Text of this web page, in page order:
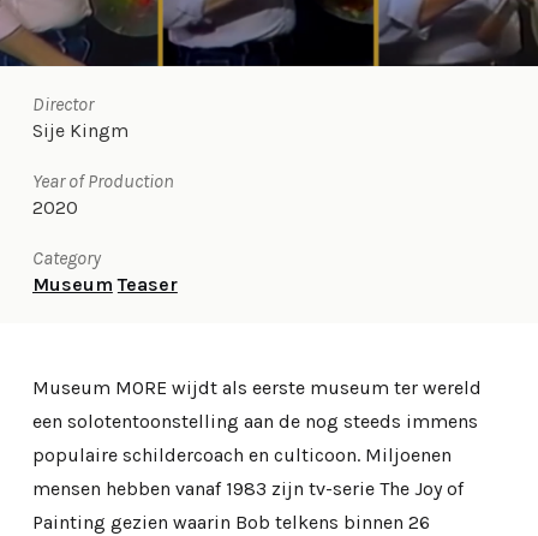
Director
Sije Kingm
Year of Production
2020
Category
Museum Teaser
Museum MORE wijdt als eerste museum ter wereld
een solotentoonstelling aan de nog steeds immens
populaire schildercoach en culticoon. Miljoenen
mensen hebben vanaf 1983 zijn tv-serie The Joy of
Painting gezien waarin Bob telkens binnen 26